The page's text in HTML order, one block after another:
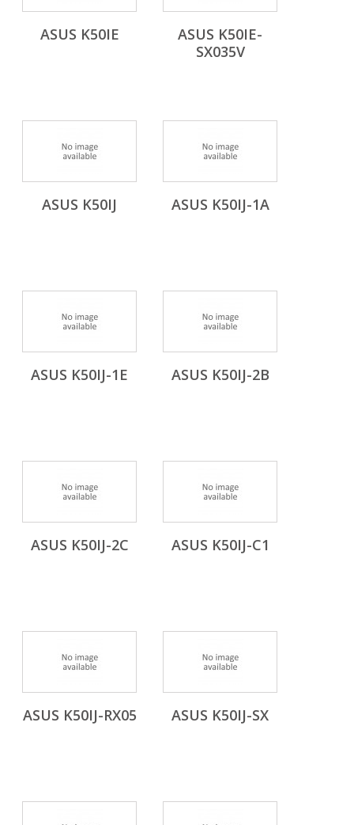
ASUS K50IE
ASUS K50IE-
SX035V
ASUS K50IJ ASUS K50IJ-1A
ASUS K50IJ-1E ASUS K50IJ-2B
ASUS K50IJ-2C ASUS K50IJ-C1
ASUS K50IJ-RX05 ASUS K50IJ-SX